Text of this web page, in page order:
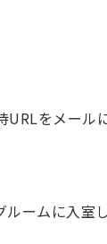
URLをメール
ルームに入室